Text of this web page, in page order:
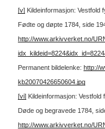
[v] Kildeinformasjon: Vestfold
Fødte og døpte 1784, side
http://www.arkivverket.no/
Permanent bildelenke: http://
kb20070426650604.jpg
[vi] Kildeinformasjon: Vestfold
Døde og begravede 1784,
http://www.arkivverket.no/